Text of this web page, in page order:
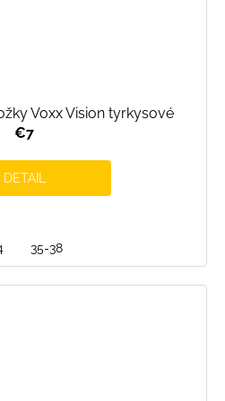
Voxx Vision tyrkysové
€7
DETAIL
35-38